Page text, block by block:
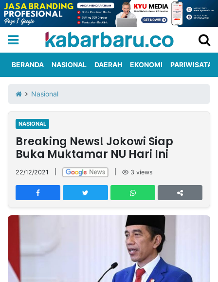
Iklan
Berita
Kami
Nasional
International
Olahraga
Entertainment
Daerah
Pariwisata
Kuliner
Kolom
Network
PT
TREETAN
MULTIMEDIA
Partner
BERANDA NASIONAL DAERAH EKONOMI PARIWISATA
Nasional
NASIONAL
Breaking News! Jokowi Siap
Buka Muktamar NU Hari Ini
22/12/2021 3 views